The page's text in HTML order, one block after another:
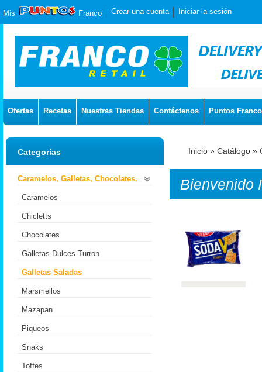
Mis Franco Crear una cuenta Iniciar la sesión
Ofertas Recetas Nuestras Tiendas Contáctenos Puntos Franco
Inicio » Catálogo »
Bienvenido
Categorías
Caramelos, Galletas, Chocolates,
Caramelos
Chicletts
Chocolates
Galletas Dulces-Turron
Galletas Saladas
Marsmellos
Mazapan
Piqueos
Snaks
Toffes